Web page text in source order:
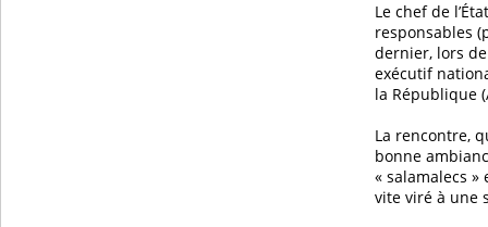
Le chef de
responsables
dernier, lors
exécutif
la République
La rencontre,
bonne
« salamalecs »
vite viré à une